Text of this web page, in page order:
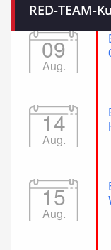
RED-TEAM-
09
Aug.
14
Aug.
15
Aug.